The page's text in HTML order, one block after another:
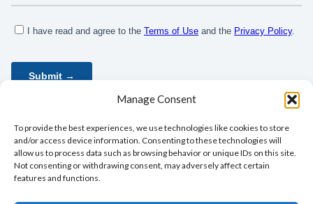
Manage Consent
To provide the best experiences, we use technologies like cookies to store
and/or access device information. Consenting to these technologies will
allow us to process data such as browsing behavior or unique IDs on this site.
Not consenting or withdrawing consent, may adversely affect certain
features and functions.